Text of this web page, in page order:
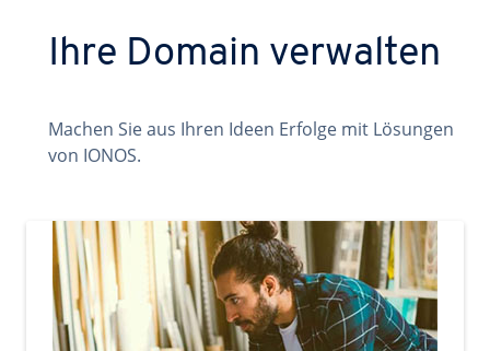
Ihre Domain verwalten
Machen Sie aus Ihren Ideen Erfolge mit Lösungen
von IONOS.